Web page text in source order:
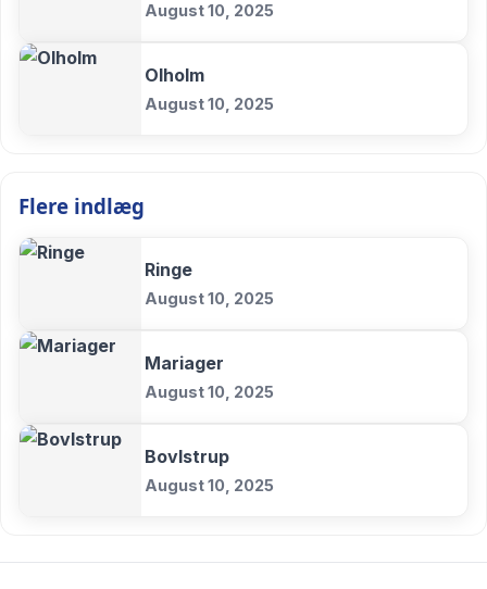
August 10, 2025
Olholm
August 10, 2025
Flere indlæg
Ringe
August 10, 2025
Mariager
August 10, 2025
Bovlstrup
August 10, 2025